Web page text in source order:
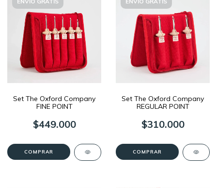
Set The Oxford Company
FINE POINT
$449.000
Set The Oxford Company
REGULAR POINT
$310.000